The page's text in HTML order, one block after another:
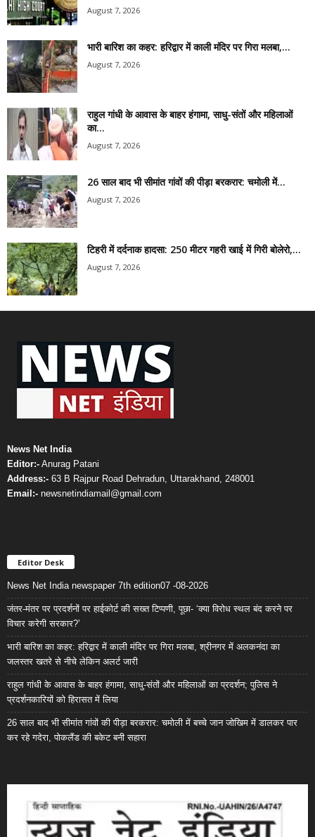
August 7, 2026
भारी बारिश का कहर: हरिद्वार में काली मंदिर पर गिरा मलबा,...
August 7, 2026
राहुल गांधी के आवास के बाहर हंगामा, साधु-संतों और महिलाओं
का...
August 7, 2026
26 साल बाद भी सीमांत गांवों की पीड़ा बरकरार: चमोली में...
August 7, 2026
टिहरी में दर्दनाक हादसा: 250 मीटर गहरी खाई में गिरी बोलेरो,...
August 7, 2026
News Net India
Editor:- Anurag Patani
Address:- 63 B Rajpur Road Dehradun, Uttarakhand, 248001
Email:- newsnetindiamail@gmail.com
Editor Desk
News Net India newspaper 7th edition07 -08-2026
जंतर-मंतर पर प्रदर्शनों पर हाईकोर्ट की सख्त टिप्पणी, पूछा- ‘क्या विरोध स्थल बंद करने पर
विचार करेगी सरकार?’
भारी बारिश का कहर: हरिद्वार में काली मंदिर पर गिरा मलबा, श्रीनगर में अलकनंदा का
जलस्तर खतरे से नीचे लेकिन अलर्ट जारी
राहुल गांधी के आवास के बाहर हंगामा, साधु-संतों और महिलाओं का प्रदर्शन; पुलिस ने
प्रदर्शनकारियों को हिरासत में लिया
26 साल बाद भी सीमांत गांवों की पीड़ा बरकरार: चमोली में बच्चे जान जोखिम में डालकर पार
कर रहे गदेरा, पोकलैंड की बकेट बनी सहारा